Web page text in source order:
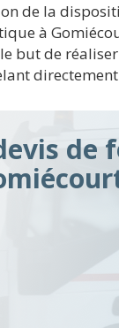
de la
à
but de
de